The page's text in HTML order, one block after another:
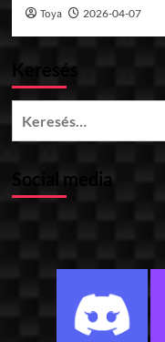
Toya 2026-04-07
Keresés
Social media